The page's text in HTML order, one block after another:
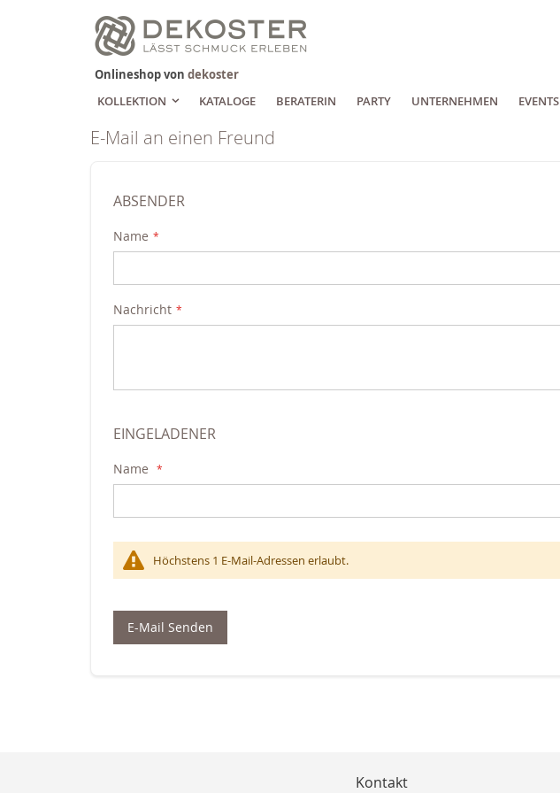
Zum
Inhalt
springen
Onlineshop von dekoster
KOLLEKTION
KATALOGE BERATERIN PARTY UNTERNEHMEN EVENTS
E-Mail an einen Freund
ABSENDER
Name
Nachricht
EINGELADENER
Name
Höchstens 1 E-Mail-Adressen erlaubt.
E-Mail Senden
Kontakt